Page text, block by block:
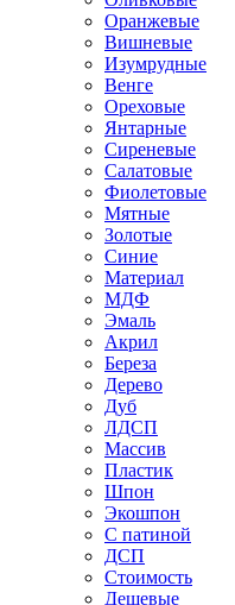
Оранжевые
Вишневые
Изумрудные
Венге
Ореховые
Янтарные
Сиреневые
Салатовые
Фиолетовые
Мятные
Золотые
Синие
Материал
МДФ
Эмаль
Акрил
Береза
Дерево
Дуб
ЛДСП
Массив
Пластик
Шпон
Экошпон
С патиной
ДСП
Стоимость
Дешевые